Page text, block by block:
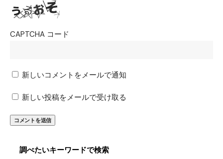
CAPTCHA コード
新しいコメントをメールで通知
新しい投稿をメールで受け取る
調べたいキーワードで検索